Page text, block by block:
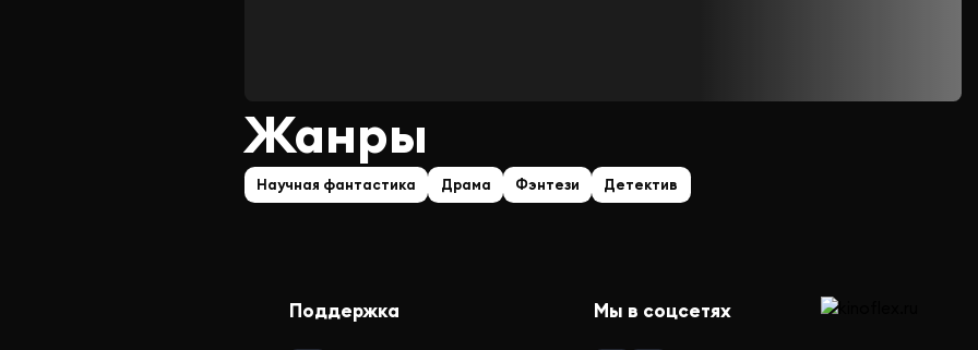
Жанры
Научная фантастика Драма Фэнтези Детектив
Поддержка Мы в соцсетях